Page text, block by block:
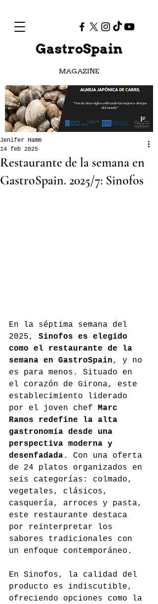
GastroSpain
MAGAZINE
Restaurante de la semana en
GastroSpain. 2025/7: Sinofos
Jenifer Hamm
14 feb 2025
En la séptima semana del
2025, Sinofos es elegido
como el restaurante de la
semana en GastroSpain, y no
es para menos. Situado en
el corazón de Girona, este
establecimiento liderado
por el joven chef Marc
Ramos redefine la alta
gastronomía desde una
perspectiva moderna y
desenfadada. Con una oferta
de 24 platos organizados en
seis categorías: colmado,
vegetales, clásicos,
casquería, arroces y pasta,
este restaurante destaca
por reinterpretar los
sabores tradicionales con
un enfoque contemporáneo.
En Sinofos, la calidad del
producto es indiscutible,
ofreciendo opciones como la